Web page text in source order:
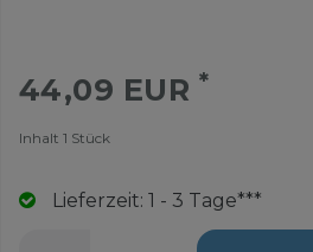
44,09 EUR *
Inhalt 1 Stück
Lieferzeit: 1 - 3 Tage***